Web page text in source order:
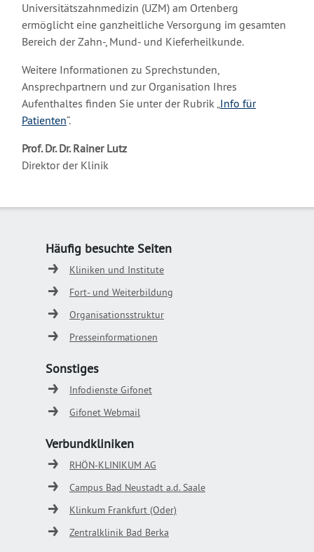
Universitätszahnmedizin (UZM) am Ortenberg
ermöglicht eine ganzheitliche Versorgung im gesamten
Bereich der Zahn-, Mund- und Kieferheilkunde.
Weitere Informationen zu Sprechstunden,
Ansprechpartnern und zur Organisation Ihres
Aufenthaltes finden Sie unter der Rubrik „Info für
Patienten“.
Prof. Dr. Dr. Rainer Lutz
Direktor der Klinik
Häufig besuchte Seiten
Kliniken und Institute
Fort- und Weiterbildung
Organisationsstruktur
Presseinformationen
Sonstiges
Infodienste Gifonet
Gifonet Webmail
Verbundkliniken
RHÖN-KLINIKUM AG
Campus Bad Neustadt a.d. Saale
Klinkum Frankfurt (Oder)
Zentralklinik Bad Berka